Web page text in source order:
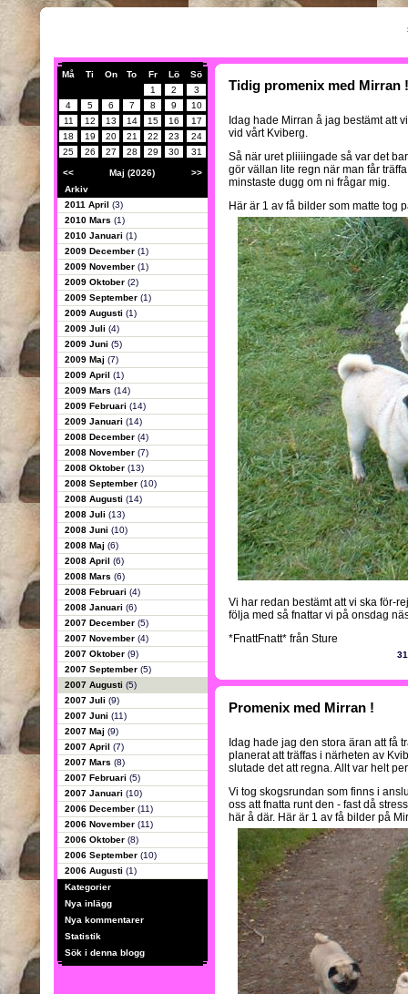
Må Ti On To Fr Lö
Sö
1
2
3
4
5 6 7 8 9
10
11
12 13 14 15 16
17
18
19 20 21 22 23
24
25
26 27 28 29 30 31
<< Maj (2026)
>>
Arkiv
2011 April (3)
2010 Mars (1)
2010 Januari (1)
2009 December (1)
2009 November (1)
2009 Oktober (2)
2009 September (1)
2009 Augusti (1)
2009 Juli (4)
2009 Juni (5)
2009 Maj (7)
2009 April (1)
2009 Mars (14)
2009 Februari (14)
2009 Januari (14)
2008 December (4)
2008 November (7)
2008 Oktober (13)
2008 September (10)
2008 Augusti (14)
2008 Juli (13)
2008 Juni (10)
2008 Maj (6)
2008 April (6)
2008 Mars (6)
2008 Februari (4)
2008 Januari (6)
2007 December (5)
2007 November (4)
2007 Oktober (9)
2007 September (5)
2007 Augusti (5)
2007 Juli (9)
2007 Juni (11)
2007 Maj (9)
2007 April (7)
2007 Mars (8)
2007 Februari (5)
2007 Januari (10)
2006 December (11)
2006 November (11)
2006 Oktober (8)
2006 September (10)
2006 Augusti (1)
Kategorier
Nya inlägg
Nya kommentarer
Statistik
Sök i denna blogg
Tidig promenix med Mirran !
Idag hade Mirran å jag bestämt att
vid vårt Kviberg.
Så när uret pliiiingade så var det
gör vällan lite regn när man får
minstaste dugg om ni frågar mig.
Här är 1 av få bilder som matte tog
Vi har redan bestämt att vi ska för-
följa med så fnattar vi på onsdag
*FnattFnatt* från Sture
Promenix med Mirran !
Idag hade jag den stora äran att få
planerat att träffas i närheten av
slutade det att regna. Allt var helt
Vi tog skogsrundan som finns i
oss att fnatta runt den - fast då
här å där. Här är 1 av få bilder på